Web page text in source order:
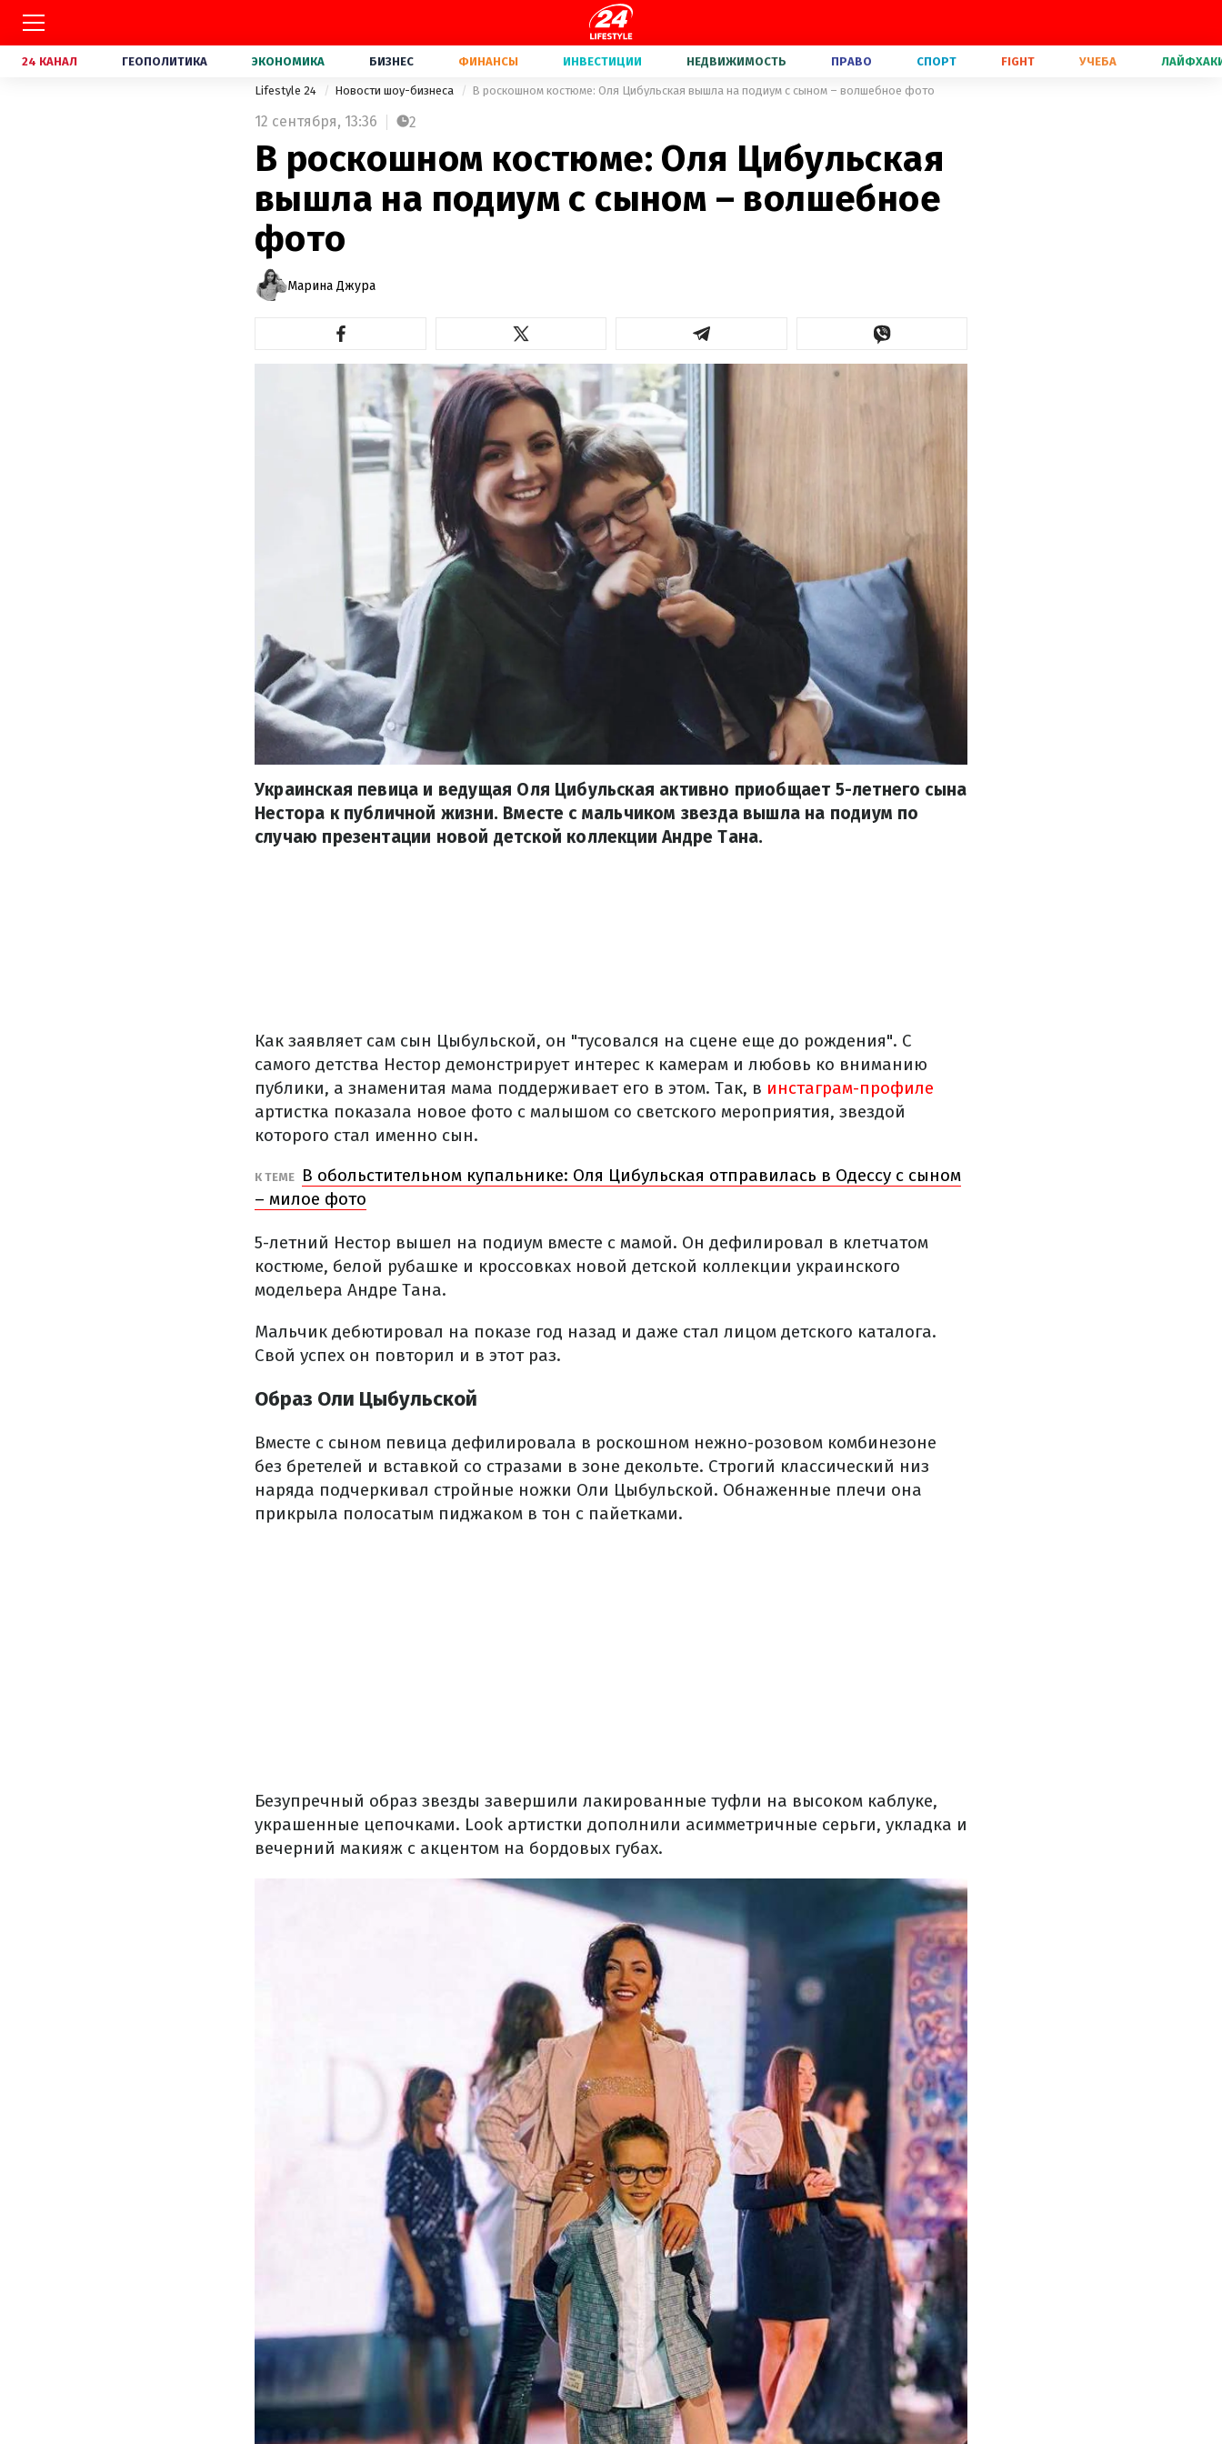
24 КАНАЛ ГЕОПОЛИТИКА ЭКОНОМИКА БИЗНЕС ФИНАНСЫ ИНВЕСТИЦИИ НЕДВИЖИМОСТЬ ПРАВО СПОРТ FIGHT УЧЕБА
Lifestyle 24 Новости шоу-бизнеса В роскошном костюме: Оля Цибульская вышла на подиум с сыном – волшебное фото
12 сентября, 13:36 2
В роскошном костюме: Оля Цибульская
вышла на подиум с сыном – волшебное
фото
Марина Джура
Украинская певица и ведущая Оля Цибульская активно приобщает 5-летнего сына
Нестора к публичной жизни. Вместе с мальчиком звезда вышла на подиум по
случаю презентации новой детской коллекции Андре Тана.
Как заявляет сам сын Цыбульской, он "тусовался на сцене еще до рождения". С
самого детства Нестор демонстрирует интерес к камерам и любовь ко вниманию
публики, а знаменитая мама поддерживает его в этом. Так, в инстаграм-профиле
артистка показала новое фото с малышом со светского мероприятия, звездой
которого стал именно сын.
К ТЕМЕ
В обольстительном купальнике: Оля Цибульская отправилась в Одессу с сыном
– милое фото
5-летний Нестор вышел на подиум вместе с мамой. Он дефилировал в клетчатом
костюме, белой рубашке и кроссовках новой детской коллекции украинского
модельера Андре Тана.
Мальчик дебютировал на показе год назад и даже стал лицом детского каталога.
Свой успех он повторил и в этот раз.
Образ Оли Цыбульской
Вместе с сыном певица дефилировала в роскошном нежно-розовом комбинезоне
без бретелей и вставкой со стразами в зоне декольте. Строгий классический низ
наряда подчеркивал стройные ножки Оли Цыбульской. Обнаженные плечи она
прикрыла полосатым пиджаком в тон с пайетками.
Безупречный образ звезды завершили лакированные туфли на высоком каблуке,
украшенные цепочками. Look артистки дополнили асимметричные серьги, укладка и
вечерний макияж с акцентом на бордовых губах.